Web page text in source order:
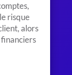
risque
alors
financiers